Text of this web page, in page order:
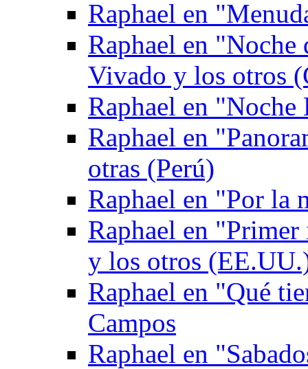
Raphael en
Raphael en
Vivado y los otros
Raphael en "Noche
Raphael en
otras (Perú)
Raphael en "Por la
Raphael en
y los otros
Raphael en "Qué
Campos
Raphael en